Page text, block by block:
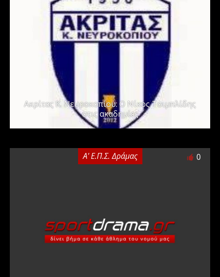
Ακρίτας Κ. Νευροκοπίου: Ο Νίκος Τσιμπλίδης
στις ακαδημίες
Α' Ε.Π.Σ. Δράμας 0